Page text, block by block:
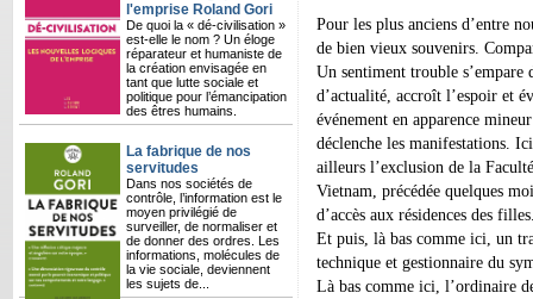
l'emprise Roland Gori
De quoi la « dé-civilisation »
est-elle le nom ? Un éloge
réparateur et humaniste de
la création envisagée en
tant que lutte sociale et
politique pour l’émancipation
des êtres humains.
La fabrique de nos
servitudes
Dans nos sociétés de
contrôle, l’information est le
moyen privilégié de
surveiller, de normaliser et
de donner des ordres. Les
informations, molécules de
la vie sociale, deviennent
les sujets de...
Pour les plus anciens d’entre
de bien vieux souvenirs.
Un sentiment trouble
d’actualité, accroît l’espoir et
événement en apparence
déclenche les manifestations.
ailleurs l’exclusion de la
Vietnam, précédée quelques
d’accès aux résidences des
Et puis, là bas comme ici, un
technique et gestionnaire du
Là bas comme ici, l’ordinaire